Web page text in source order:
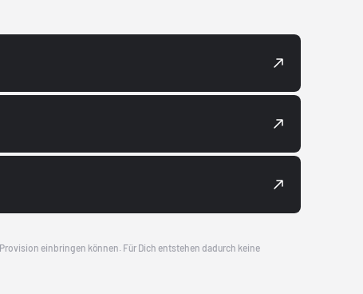
einbringen können. Für Dich entstehen dadurch keine